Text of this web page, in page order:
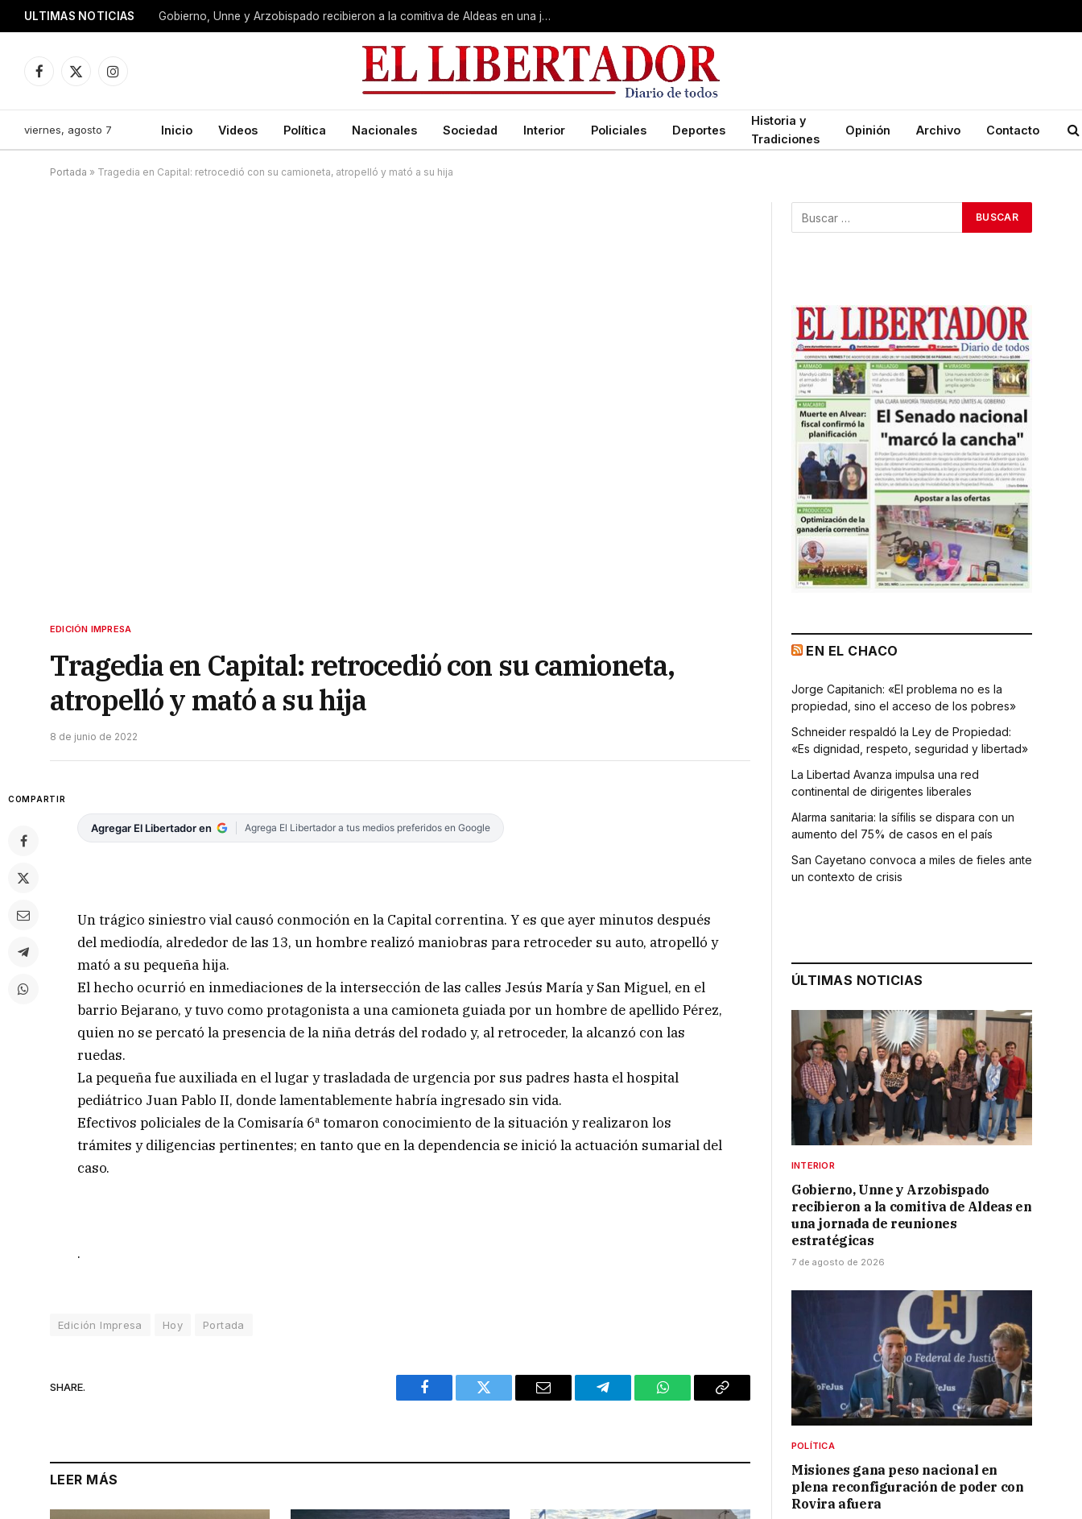
ULTIMAS NOTICIAS Gobierno, Unne y Arzobispado recibieron a la comitiva de Aldeas en una jornada de reuniones estratégicas
Facebook
X
Instagram
viernes, agosto 7 Inicio Videos Política Nacionales Sociedad Interior Policiales Deportes
Historia y
Tradiciones
Opinión Archivo Contacto
Portada » Tragedia en Capital: retrocedió con su camioneta, atropelló y mató a su hija
EDICIÓN IMPRESA
Tragedia en Capital: retrocedió con su camioneta,
atropelló y mató a su hija
8 de junio de 2022
COMPARTIR
Agregar El Libertador en Agrega El Libertador a tus medios preferidos en Google
Un trágico siniestro vial causó conmoción en la Capital correntina. Y es que ayer minutos después
del mediodía, alrededor de las 13, un hombre realizó maniobras para retroceder su auto, atropelló y
mató a su pequeña hija.
El hecho ocurrió en inmediaciones de la intersección de las calles Jesús María y San Miguel, en el
barrio Bejarano, y tuvo como protagonista a una camioneta guiada por un hombre de apellido Pérez,
quien no se percató la presencia de la niña detrás del rodado y, al retroceder, la alcanzó con las
ruedas.
La pequeña fue auxiliada en el lugar y trasladada de urgencia por sus padres hasta el hospital
pediátrico Juan Pablo II, donde lamentablemente habría ingresado sin vida.
Efectivos policiales de la Comisaría 6ª tomaron conocimiento de la situación y realizaron los
trámites y diligencias pertinentes; en tanto que en la dependencia se inició la actuación sumarial del
caso.
.
Edición Impresa Hoy Portada
SHARE.
Facebook Twitter Email Telegram WhatsAppCopy
LEER MÁS
EN EL CHACO
Jorge Capitanich: «El problema no es la
propiedad, sino el acceso de los pobres»
Schneider respaldó la Ley de Propiedad:
«Es dignidad, respeto, seguridad y libertad»
La Libertad Avanza impulsa una red
continental de dirigentes liberales
Alarma sanitaria: la sífilis se dispara con un
aumento del 75% de casos en el país
San Cayetano convoca a miles de fieles ante
un contexto de crisis
ÚLTIMAS NOTICIAS
INTERIOR
Gobierno, Unne y Arzobispado
recibieron a la comitiva de Aldeas en
una jornada de reuniones
estratégicas
7 de agosto de 2026
POLÍTICA
Misiones gana peso nacional en
plena reconfiguración de poder con
Rovira afuera